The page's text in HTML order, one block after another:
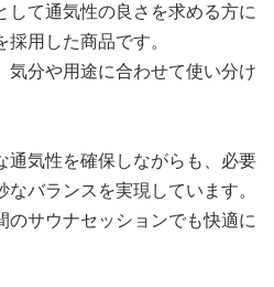
して通気性の良さを求める方に
用した商品です。
気分や用途に合わせて使い分け
通気性を確保しながらも、必要
バランスを実現しています。
のサウナセッションでも快適に